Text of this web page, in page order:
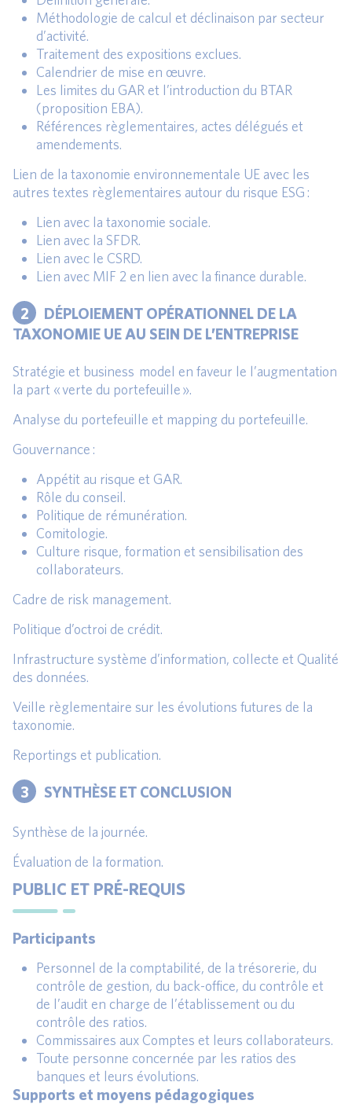
Méthodologie de calcul et déclinaison par secteur
d’activité.
Traitement des expositions exclues.
Calendrier de mise en œuvre.
Les limites du GAR et l’introduction du BTAR
(proposition EBA).
Références règlementaires, actes délégués et
amendements.
Lien de la taxonomie environnementale UE avec les
autres textes règlementaires autour du risque ESG :
Lien avec la taxonomie sociale.
Lien avec la SFDR.
Lien avec le CSRD.
Lien avec MIF 2 en lien avec la finance durable.
2
DÉPLOIEMENT OPÉRATIONNEL DE LA
TAXONOMIE UE AU SEIN DE L’ENTREPRISE
Stratégie et business model en faveur le l’augmentation
la part « verte du portefeuille ».
Analyse du portefeuille et mapping du portefeuille.
Gouvernance :
Appétit au risque et GAR.
Rôle du conseil.
Politique de rémunération.
Comitologie.
Culture risque, formation et sensibilisation des
collaborateurs.
Cadre de risk management.
Politique d’octroi de crédit.
Infrastructure système d’information, collecte et Qualité
des données.
Veille règlementaire sur les évolutions futures de la
taxonomie.
Reportings et publication.
3 SYNTHÈSE ET CONCLUSION
Synthèse de la journée.
Évaluation de la formation.
PUBLIC ET PRÉ-REQUIS
Participants
Personnel de la comptabilité, de la trésorerie, du
contrôle de gestion, du back-office, du contrôle et
de l’audit en charge de l’établissement ou du
contrôle des ratios.
Commissaires aux Comptes et leurs collaborateurs.
Toute personne concernée par les ratios des
banques et leurs évolutions.
Supports et moyens pédagogiques